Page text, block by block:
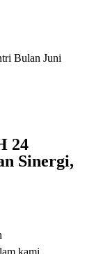
Bulan Juni
24
Sinergi,